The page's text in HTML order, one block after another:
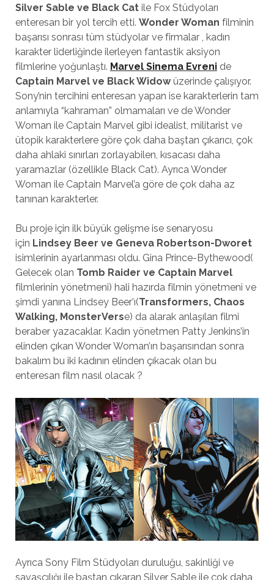
Silver Sable ve Black Catile Fox Stüdyoları
enteresan bir yol tercih etti. Wonder Woman filminin
başarısı sonrası tüm stüdyolar ve firmalar , kadın
karakter liderliğinde ilerleyen fantastik aksiyon
filmlerine yoğunlaştı. Marvel Sinema Evrenide
Captain Marvel ve Black Widowüzerinde çalışıyor.
Sony’nin tercihini enteresan yapan ise karakterlerin tam
anlamıyla “kahraman” olmamaları ve de Wonder
Woman ile Captain Marvel gibi idealist, militarist ve
ütopik karakterlere göre çok daha baştan çıkarıcı, çok
daha ahlaki sınırları zorlayabilen, kısacası daha
yaramazlar (özellikle Black Cat). Ayrıca Wonder
Woman ile Captain Marvel’a göre de çok daha az
tanınan karakterler.
Bu proje için ilk büyük gelişme ise senaryosu
için Lindsey Beer ve Geneva Robertson-Dworet
isimlerinin ayarlanması oldu. Gina Prince-Bythewood(
Gelecek olan Tomb Raider ve Captain Marvel
filmlerinin yönetmeni) hali hazırda filmin yönetmeni ve
şimdi yanına Lindsey Beer’ı(Transformers, Chaos
Walking, MonsterVerse) da alarak anlaşılan filmi
beraber yazacaklar. Kadın yönetmen Patty Jenkins’in
elinden çıkan Wonder Woman’ın başarısından sonra
bakalım bu iki kadının elinden çıkacak olan bu
enteresan film nasıl olacak ?
Ayrıca Sony Film Stüdyoları duruluğu, sakinliği ve
savaşçılığı ile baştan çıkaran Silver Sable ile çok daha